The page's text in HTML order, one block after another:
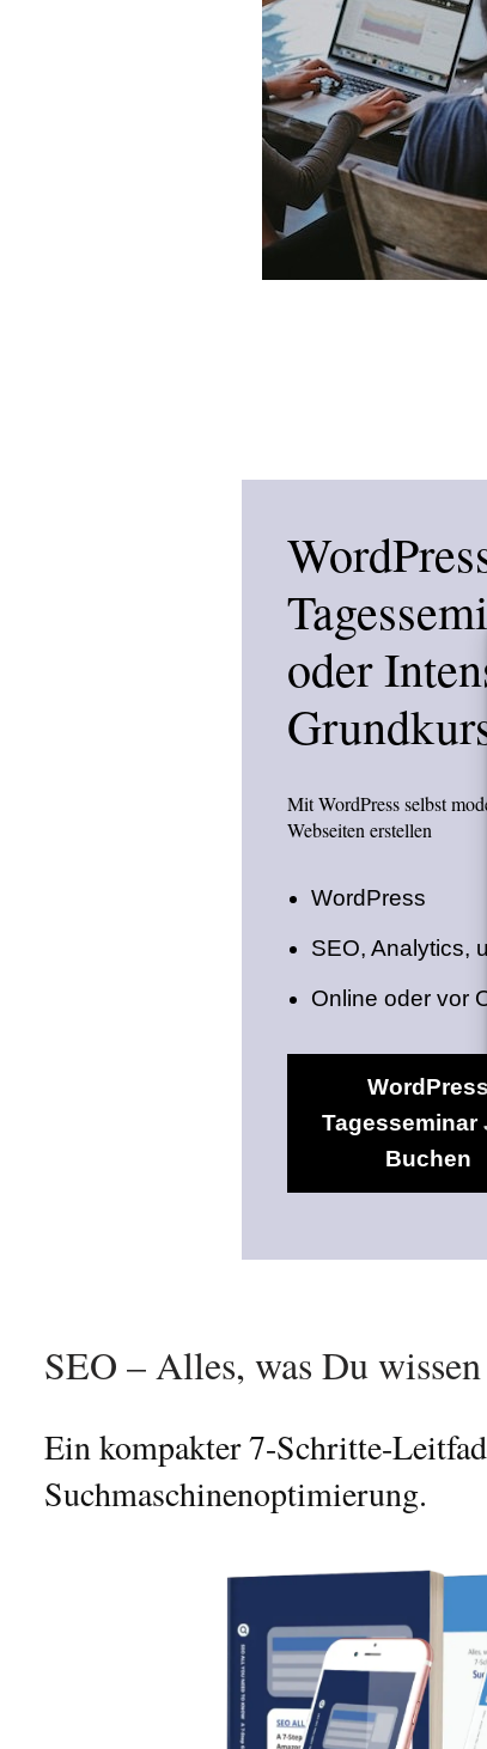
oder
Grundkurs
Mit WordPress selbst
Webseiten erstellen
WordPress
SEO, Analytics,
Online oder vor
WordPress
Tagesseminar
Buchen
SEO – Alles, was Du
Ein kompakter 7-Schritte-
Suchmaschinenoptimierung.